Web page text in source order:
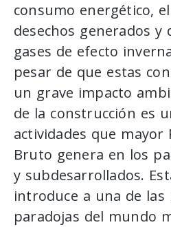
consumo energético,
desechos generados y
gases de efecto
pesar de que estas
un grave impacto
de la construcción es
actividades que
Bruto genera en los
y subdesarrollados.
introduce a una de las
paradojas del mundo